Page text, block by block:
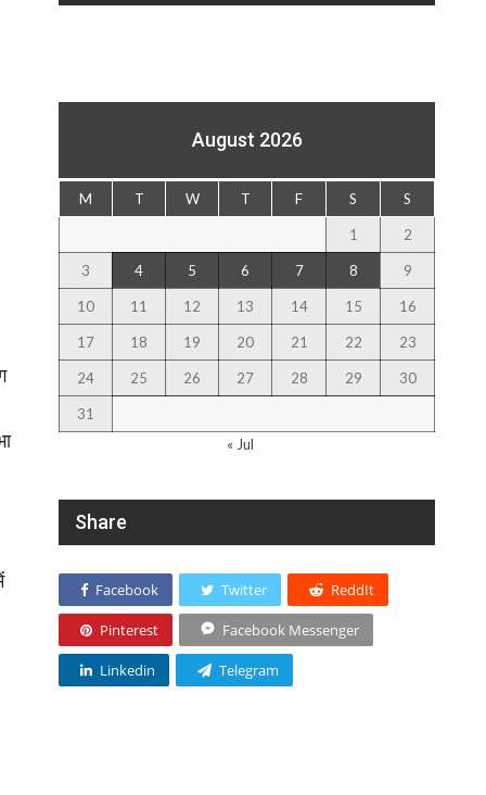
August 2026
M T W T F S S
1 2
3 4 5 6 7 8 9
10 11 12 13 14 15 16
17 18 19 20 21 22 23
24 25 26 27 28 29 30
31
« Jul
Share
Facebook Twitter ReddIt
Pinterest Facebook Messenger
Linkedin Telegram